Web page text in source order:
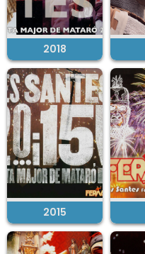
2018
2015